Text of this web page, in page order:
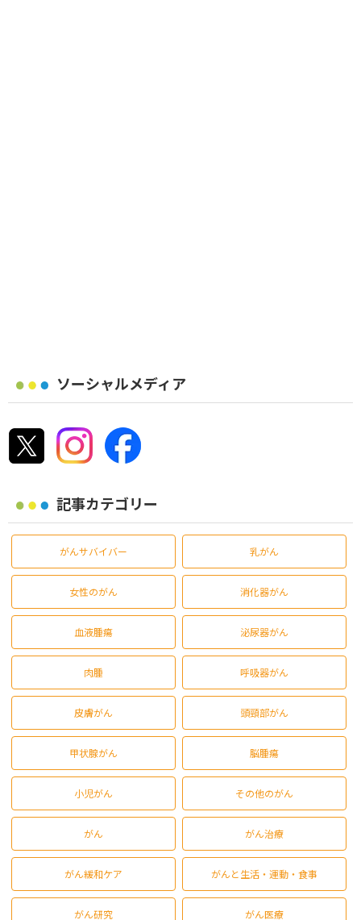
ソーシャルメディア
記事カテゴリー
がんサバイバー 乳がん
女性のがん 消化器がん
血液腫瘍 泌尿器がん
肉腫 呼吸器がん
皮膚がん 頭頸部がん
甲状腺がん 脳腫瘍
小児がん その他のがん
がん がん治療
がん緩和ケア がんと生活・運動・食事
がん研究 がん医療